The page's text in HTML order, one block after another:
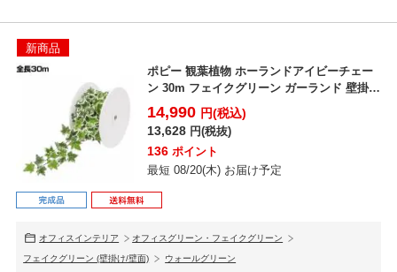
新商品
ポピー 観葉植物 ホーランドアイビーチェー
ン 30m フェイクグリーン ガーランド 壁掛け
目隠し ...
14,990 円(税込)
13,628 円(税抜)
136 ポイント
最短 08/20(木) お届け予定
オフィスインテリア オフィスグリーン・フェイクグリーン
フェイクグリーン (壁掛け/壁面) ウォールグリーン